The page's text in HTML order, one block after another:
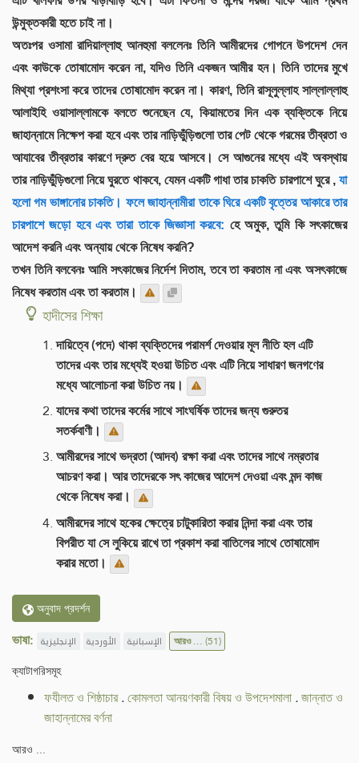
উন্মুক্তকারী হতে চাই না।
অতঃপর ওসামা রাদিয়াল্লাহু আনহুমা বললেনঃ তিনি আমীরদের গোপনে উপদেশ দেন
এবং কাউকে তোষামোদ করেন না, যদিও তিনি একজন আমীর হন। তিনি তাদের মুখে
মিথ্যা প্রশংসা করে তাদের তোষামোদ করেন না। কারণ, তিনি রাসূলুল্লাহ সাল্লাল্লাহু
আলাইহি ওয়াসাল্লামকে বলতে শুনেছেন যে, কিয়ামতের দিন এক ব্যক্তিকে নিয়ে
জাহান্নামে নিক্ষেপ করা হবে এবং তার নাড়িভুঁড়িগুলো তার পেট থেকে গরমের তীব্রতা ও
আযাবের তীব্রতার কারণে দ্রুত বের হয়ে আসবে। সে আগুনের মধ্যে এই অবস্থায়
তার নাড়িভুঁড়িগুলো নিয়ে ঘুরতে থাকবে, যেমন একটি গাধা তার চাকতি চারপাশে ঘুরে ,যা
হলো গম ভাঙ্গানোর চাকতি। ফলে জাহান্নামীরা তাকে ঘিরে একটি বৃত্তের আকারে তার
চারপাশে জড়ো হবে এবং তারা তাকে জিজ্ঞাসা করবে: হে অমুক, তুমি কি সৎকাজের
আদেশ করনি এবং অন্যায় থেকে নিষেধ করনি?
তখন তিনি বলবেনঃ আমি সৎকাজের নির্দেশ দিতাম, তবে তা করতাম না এবং অসৎকাজে
নিষেধ করতাম এবং তা করতাম।
হাদীসের শিক্ষা
দায়িত্বে (পদে) থাকা ব্যক্তিদের পরামর্শ দেওয়ার মূল নীতি হল এটি
তাদের এবং তার মধ্যেই হওয়া উচিত এবং এটি নিয়ে সাধারণ জনগণের
মধ্যে আলোচনা করা উচিত নয়।
যাদের কথা তাদের কর্মের সাথে সাংঘর্ষিক তাদের জন্য গুরুতর
সতর্কবাণী।
আমীরদের সাথে ভদ্রতা (আদব) রক্ষা করা এবং তাদের সাথে নম্রতার
আচরণ করা। আর তাদেরকে সৎ কাজের আদেশ দেওয়া এবং মন্দ কাজ
থেকে নিষেধ করা।
আমীরদের সাথে হকের ক্ষেত্রে চাটুকারিতা করার নিন্দা করা এবং তার
বিপরীত যা সে লুকিয়ে রাখে তা প্রকাশ করা বাতিলের সাথে তোষামোদ
করার মতো।
অনুবাদ প্রদর্শন
ভাষা: الإنجليزية الأوردية الإسبانية আরও ...(51)
ক্যাটাগরিসমূহ
ফযীলত ও শিষ্ঠাচার.কোমলতা আনয়ণকারী বিষয় ও উপদেশমালা.জান্নাত ও
জাহান্নামের বর্ণনা
আরও ...